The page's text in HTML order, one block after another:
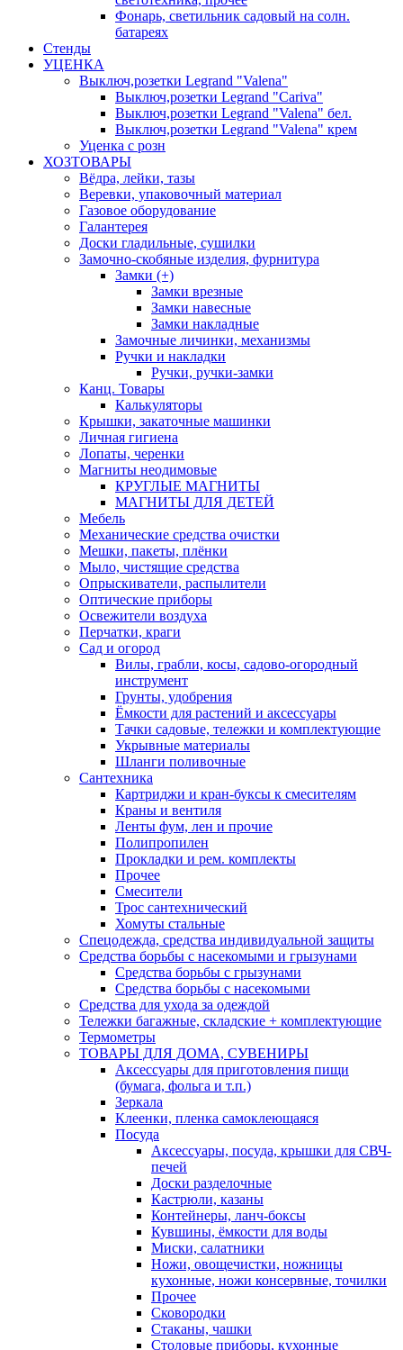
Фонарь, светильник садовый на солн.
батареях
Стенды
УЦЕНКА
Выключ,розетки Legrand "Valena"
Выключ,розетки Legrand "Cariva"
Выключ,розетки Legrand "Valena" бел.
Выключ,розетки Legrand "Valena" крем
Уценка с розн
ХОЗТОВАРЫ
Вёдра, лейки, тазы
Веревки, упаковочный материал
Газовое оборудование
Галантерея
Доски гладильные, сушилки
Замочно-скобяные изделия, фурнитура
Замки (+)
Замки врезные
Замки навесные
Замки накладные
Замочные личинки, механизмы
Ручки и накладки
Ручки, ручки-замки
Канц. Товары
Калькуляторы
Крышки, закаточные машинки
Личная гигиена
Лопаты, черенки
Магниты неодимовые
КРУГЛЫЕ МАГНИТЫ
МАГНИТЫ ДЛЯ ДЕТЕЙ
Мебель
Механические средства очистки
Мешки, пакеты, плёнки
Мыло, чистящие средства
Опрыскиватели, распылители
Оптические приборы
Освежители воздуха
Перчатки, краги
Сад и огород
Вилы, грабли, косы, садово-огородный
инструмент
Грунты, удобрения
Ёмкости для растений и аксессуары
Тачки садовые, тележки и комплектующие
Укрывные материалы
Шланги поливочные
Сантехника
Картриджи и кран-буксы к смесителям
Краны и вентиля
Ленты фум, лен и прочие
Полипропилен
Прокладки и рем. комплекты
Прочее
Смесители
Трос сантехнический
Хомуты стальные
Спецодежда, средства индивидуальной защиты
Средства борьбы с насекомыми и грызунами
Средства борьбы с грызунами
Средства борьбы с насекомыми
Средства для ухода за одеждой
Тележки багажные, складские + комплектующие
Термометры
ТОВАРЫ ДЛЯ ДОМА, СУВЕНИРЫ
Аксессуары для приготовления пищи
(бумага, фольга и т.п.)
Зеркала
Клеенки, пленка самоклеющаяся
Посуда
Аксессуары, посуда, крышки для СВЧ-
печей
Доски разделочные
Кастрюли, казаны
Контейнеры, ланч-боксы
Кувшины, ёмкости для воды
Миски, салатники
Ножи, овощечистки, ножницы
кухонные, ножи консервные, точилки
Прочее
Сковородки
Стаканы, чашки
Столовые приборы, кухонные